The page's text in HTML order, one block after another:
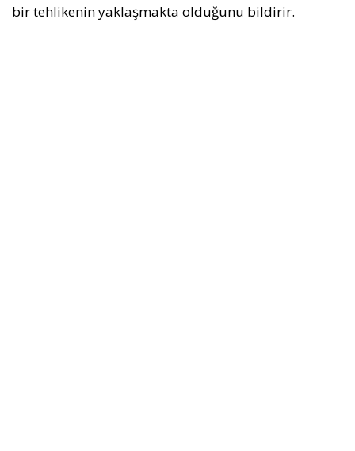
bir tehlikenin yaklaşmakta olduğunu bildirir.